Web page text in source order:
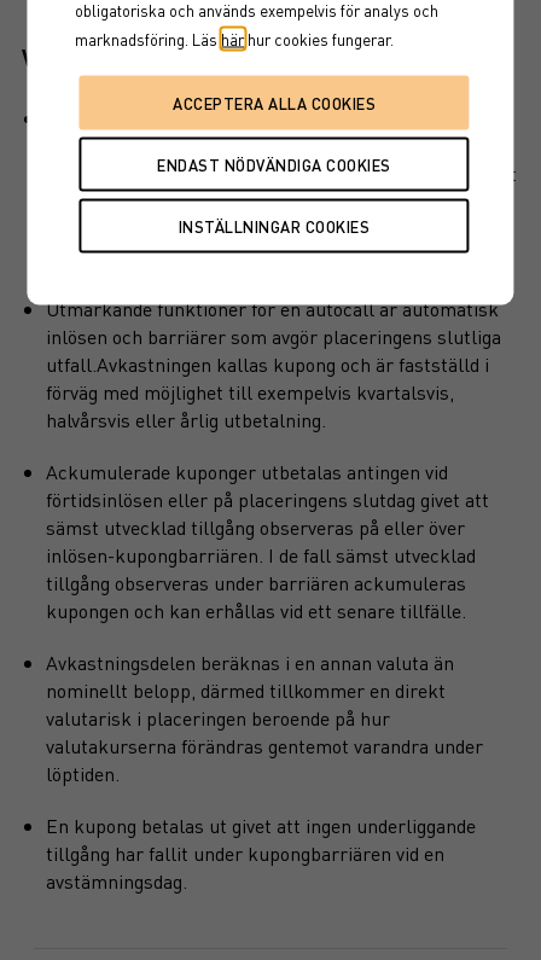
Viktiga egenskaper
Produkten har ett visst kapitalskydd, dvs en del av det
investerade kapitalet är skyddat vid löptidens slut. Det
finns en kreditrisk i placeringen som är beroende av att
emittenten inte hamnar på obestånd eller försätts i
konkurs vilket kan leda till att en investering helt eller
delvis förloras.
Utmärkande funktioner för en autocall är automatisk
inlösen och barriärer som avgör placeringens slutliga
utfall.Avkastningen kallas kupong och är fastställd i
förväg med möjlighet till exempelvis kvartalsvis,
halvårsvis eller årlig utbetalning.
Ackumulerade kuponger utbetalas antingen vid
förtidsinlösen eller på placeringens slutdag givet att
sämst utvecklad tillgång observeras på eller över
inlösen-kupongbarriären. I de fall sämst utvecklad
tillgång observeras under barriären ackumuleras
kupongen och kan erhållas vid ett senare tillfälle.
Avkastningsdelen beräknas i en annan valuta än
nominellt belopp, därmed tillkommer en direkt
valutarisk i placeringen beroende på hur
valutakurserna förändras gentemot varandra under
löptiden.
En kupong betalas ut givet att ingen underliggande
tillgång har fallit under kupongbarriären vid en
avstämningsdag.
obligatoriska och används exempelvis för analys och
marknadsföring. Läs här hur cookies fungerar.